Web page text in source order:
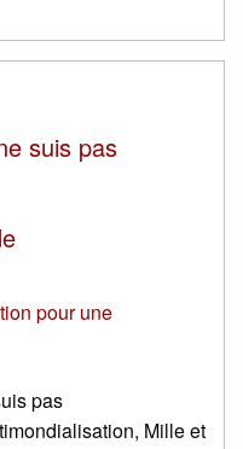
suis pas
pour une
pas
Mille et